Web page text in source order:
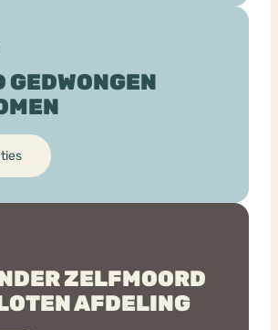
GEDWONGEN
ZELFMOORD
AFDELING